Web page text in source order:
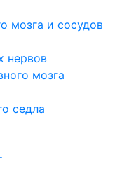
мозга и сосудов
нервов
мозга
седла